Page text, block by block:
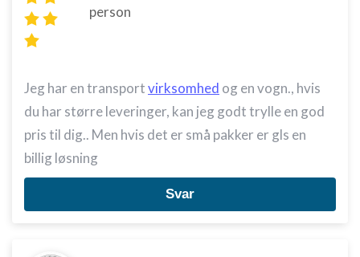
person
Jeg har en transportvirksomhed og en vogn., hvis
du har større leveringer, kan jeg godt trylle en god
pris til dig.. Men hvis det er små pakker er gls en
billig løsning
Svar